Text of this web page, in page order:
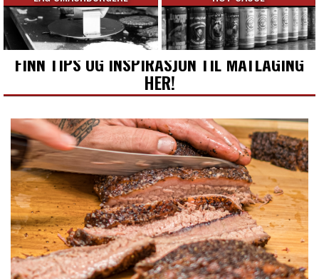
FINN TIPS OG INSPIRASJON TIL MATLAGING
HER!